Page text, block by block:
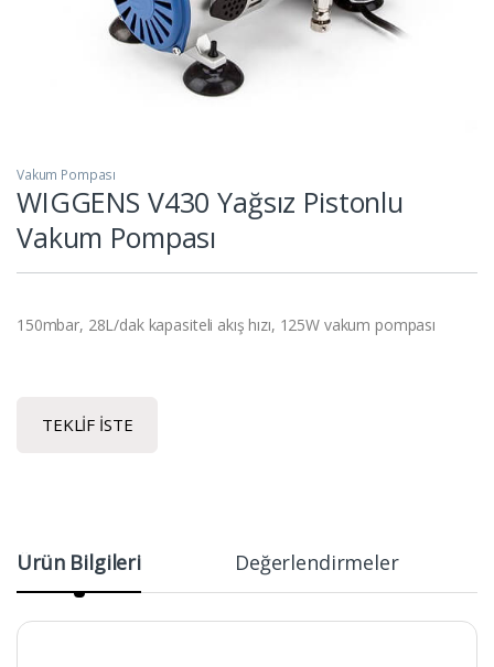
Vakum Pompası
WIGGENS V430 Yağsız Pistonlu
Vakum Pompası
150mbar, 28L/dak kapasiteli akış hızı, 125W vakum pompası
TEKLIF İSTE
Ürün Bilgileri Değerlendirmeler